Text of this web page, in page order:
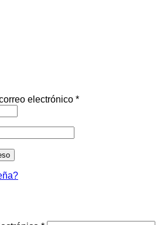
electrónico *Obligatorio